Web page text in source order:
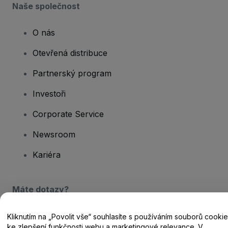
Naše společnost
O nás
Otevřená distribuce
Partnerský program
Investoři
Corporate Service
Newsroom
Kariéra
Máte dotazy?
Centrum nápovědy / Kontakt
Kliknutím na „Povolit vše“ souhlasíte s používáním souborů cookie